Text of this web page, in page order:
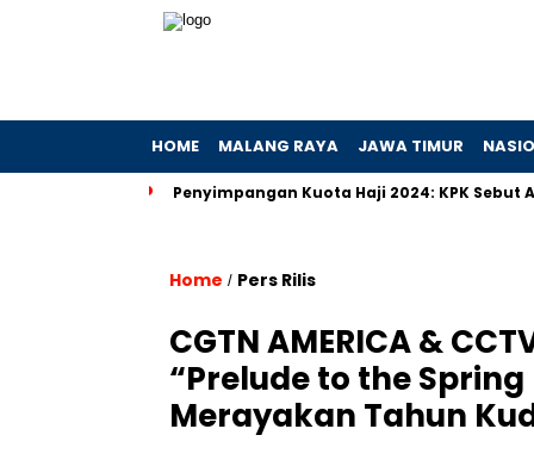
HOME MALANG RAYA JAWA TIMUR
Penyimpangan Kuota Haji 2024: KPK Sebut Ada
Home / Pers Rilis
CGTN AMERICA &
“Prelude to the
Merayakan Tahun